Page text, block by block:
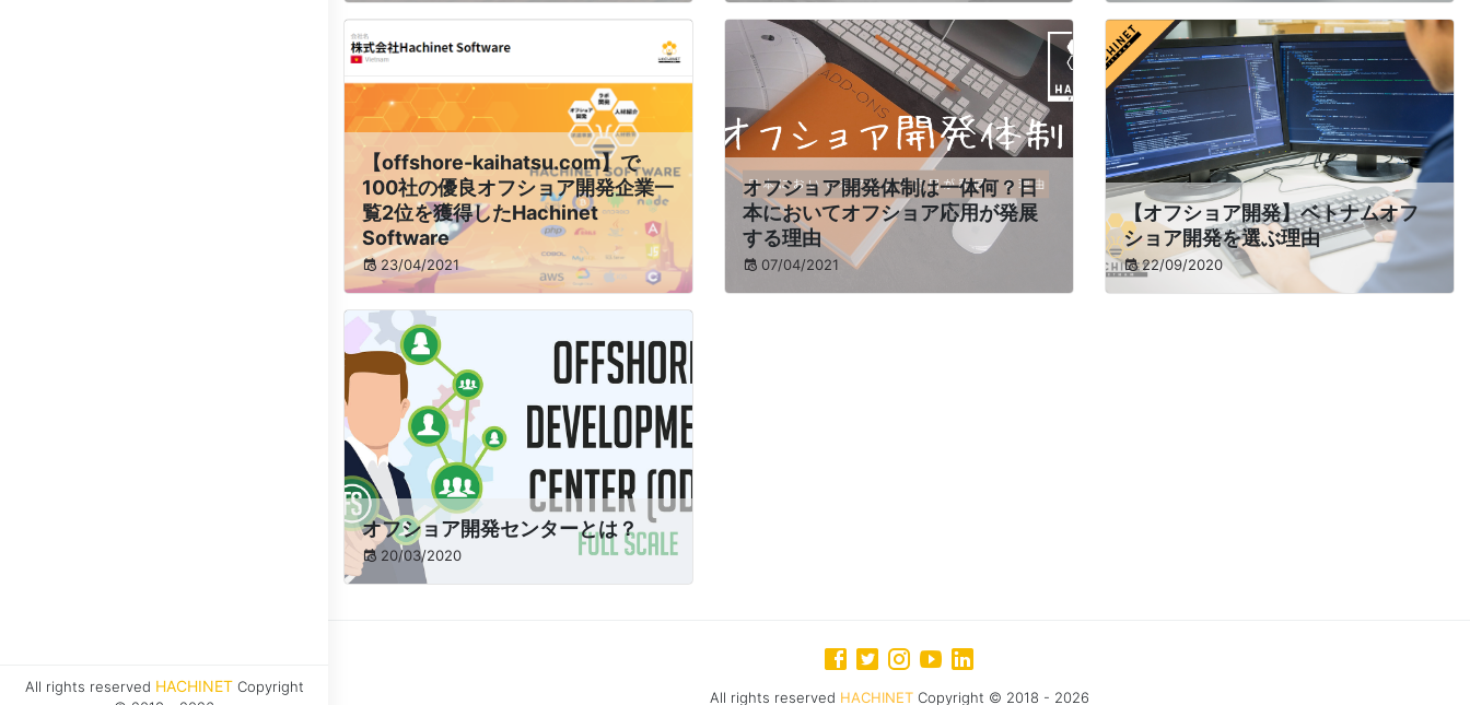
All rights reserved HACHINETCopyright
【offshore-kaihatsu.com】で
100社の優良オフショア開発企業一
覧2位を獲得したHachinet
Software
23/04/2021
オフショア開発体制は一体何？日
本においてオフショア応用が発展
する理由
07/04/2021
【オフショア開発】ベトナムオフ
ショア開発を選ぶ理由
22/09/2020
オフショア開発センターとは？
20/03/2020
All rights reserved HACHINETCopyright © 2018 - 2026